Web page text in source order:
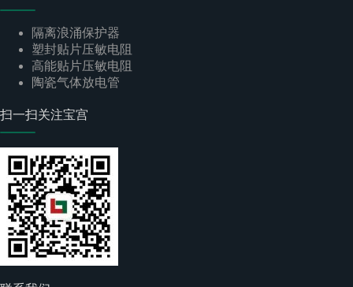
隔离浪涌保护器
塑封贴片压敏电阻
高能贴片压敏电阻
陶瓷气体放电管
扫一扫关注宝宫